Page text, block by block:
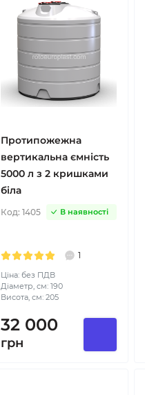
Протипожежна
вертикальна ємність
5000 л з 2 кришками
біла
Код: 1405 В наявності
1
Ціна: без ПДВ
Діаметр, см: 190
Висота, см: 205
32 000
грн